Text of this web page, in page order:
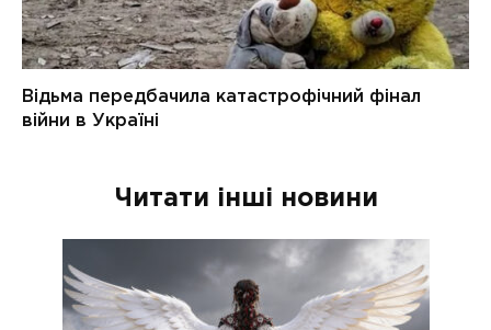
Читати інші новини